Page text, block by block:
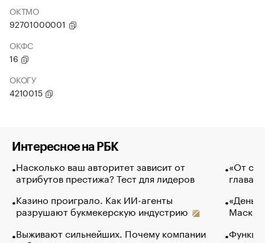
ОКТМО
92701000001
ОКФС
16
ОКОГУ
4210015
Интересное на РБК
Насколько ваш авторитет зависит от
атрибутов престижа? Тест для лидеров
Казино проиграло. Как ИИ-агенты
разрушают букмекерскую индустрию
Выживают сильнейших. Почему компании
«От
глава
Маск в